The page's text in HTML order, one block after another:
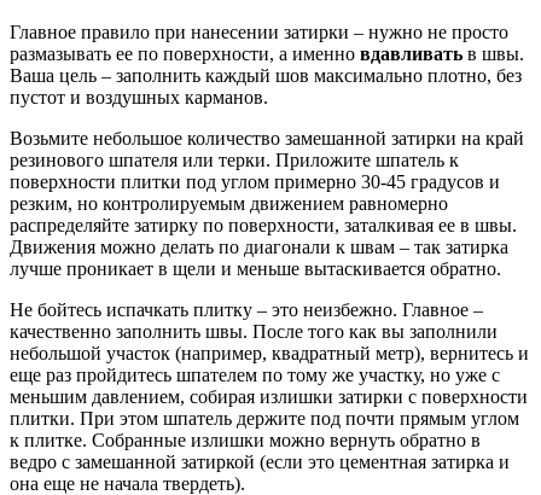
Главное правило при нанесении затирки – нужно не просто
размазывать ее по поверхности, а именно вдавливать в швы.
Ваша цель – заполнить каждый шов максимально плотно, без
пустот и воздушных карманов.
Возьмите небольшое количество замешанной затирки на край
резинового шпателя или терки. Приложите шпатель к
поверхности плитки под углом примерно 30-45 градусов и
резким, но контролируемым движением равномерно
распределяйте затирку по поверхности, заталкивая ее в швы.
Движения можно делать по диагонали к швам – так затирка
лучше проникает в щели и меньше вытаскивается обратно.
Не бойтесь испачкать плитку – это неизбежно. Главное –
качественно заполнить швы. После того как вы заполнили
небольшой участок (например, квадратный метр), вернитесь и
еще раз пройдитесь шпателем по тому же участку, но уже с
меньшим давлением, собирая излишки затирки с поверхности
плитки. При этом шпатель держите под почти прямым углом
к плитке. Собранные излишки можно вернуть обратно в
ведро с замешанной затиркой (если это цементная затирка и
она еще не начала твердеть).